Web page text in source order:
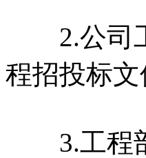
2.公司工
程招投标
3.工程部